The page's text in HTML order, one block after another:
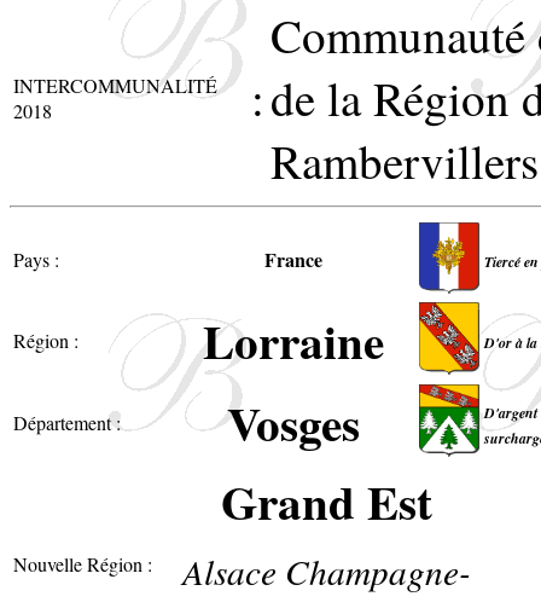
INTERCOMMUNALITÉ
2018
:
Communauté
de la Région
Rambervillers
Pays : France Tiercé
Région : Lorraine D'or à la
Département : Vosges
Nouvelle Région :
Grand Est
Alsace Champagne-